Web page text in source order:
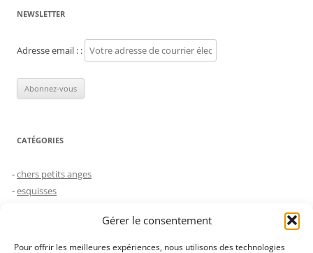
Gérer le consentement
Pour offrir les meilleures expériences, nous utilisons des technologies
NEWSLETTER
Adresse email : :
CATÉGORIES
chers petits anges
esquisses
le choc des générations
Non classé